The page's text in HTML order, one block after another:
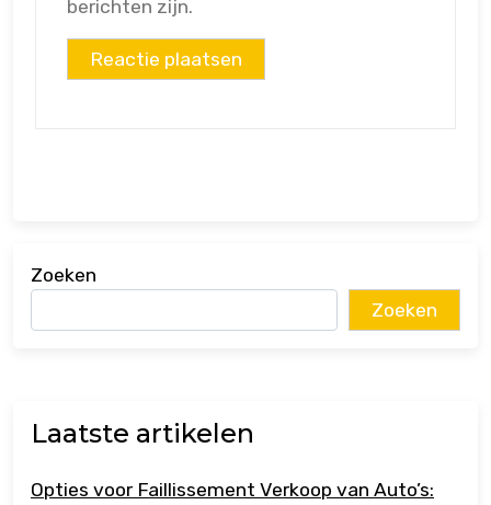
berichten zijn.
Zoeken
Zoeken
Laatste artikelen
Opties voor Faillissement Verkoop van Auto’s: